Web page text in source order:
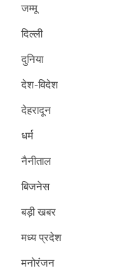
जम्मू
दिल्ली
दुनिया
देश-विदेश
देहरादून
धर्म
नैनीताल
बिजनेस
बड़ी खबर
मध्य प्रदेश
मनोरंजन